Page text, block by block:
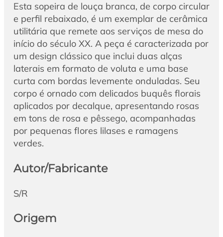
Esta sopeira de louça branca, de corpo circular
e perfil rebaixado, é um exemplar de cerâmica
utilitária que remete aos serviços de mesa do
início do século XX. A peça é caracterizada por
um design clássico que inclui duas alças
laterais em formato de voluta e uma base
curta com bordas levemente onduladas. Seu
corpo é ornado com delicados buquês florais
aplicados por decalque, apresentando rosas
em tons de rosa e pêssego, acompanhadas
por pequenas flores lilases e ramagens
verdes.
Autor/Fabricante
S/R
Origem